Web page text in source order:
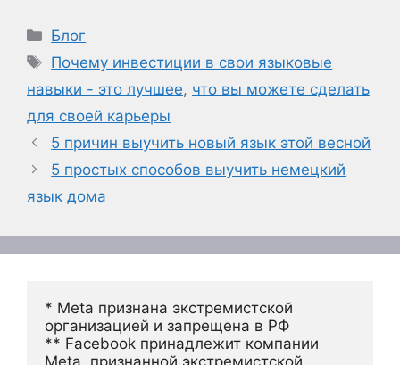
Рубрики
Блог
Метки
Почему инвестиции в свои языковые
навыки - это лучшее, что вы можете сделать
для своей карьеры
5 причин выучить новый язык этой весной
5 простых способов выучить немецкий
язык дома
* Meta признана экстремистской
организацией и запрещена в РФ
** Facebook принадлежит компании
Meta, признанной экстремистской